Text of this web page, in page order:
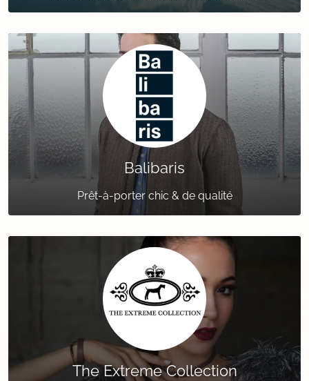
Balibaris
Prêt-à-porter chic & de qualité
The Extreme Collection